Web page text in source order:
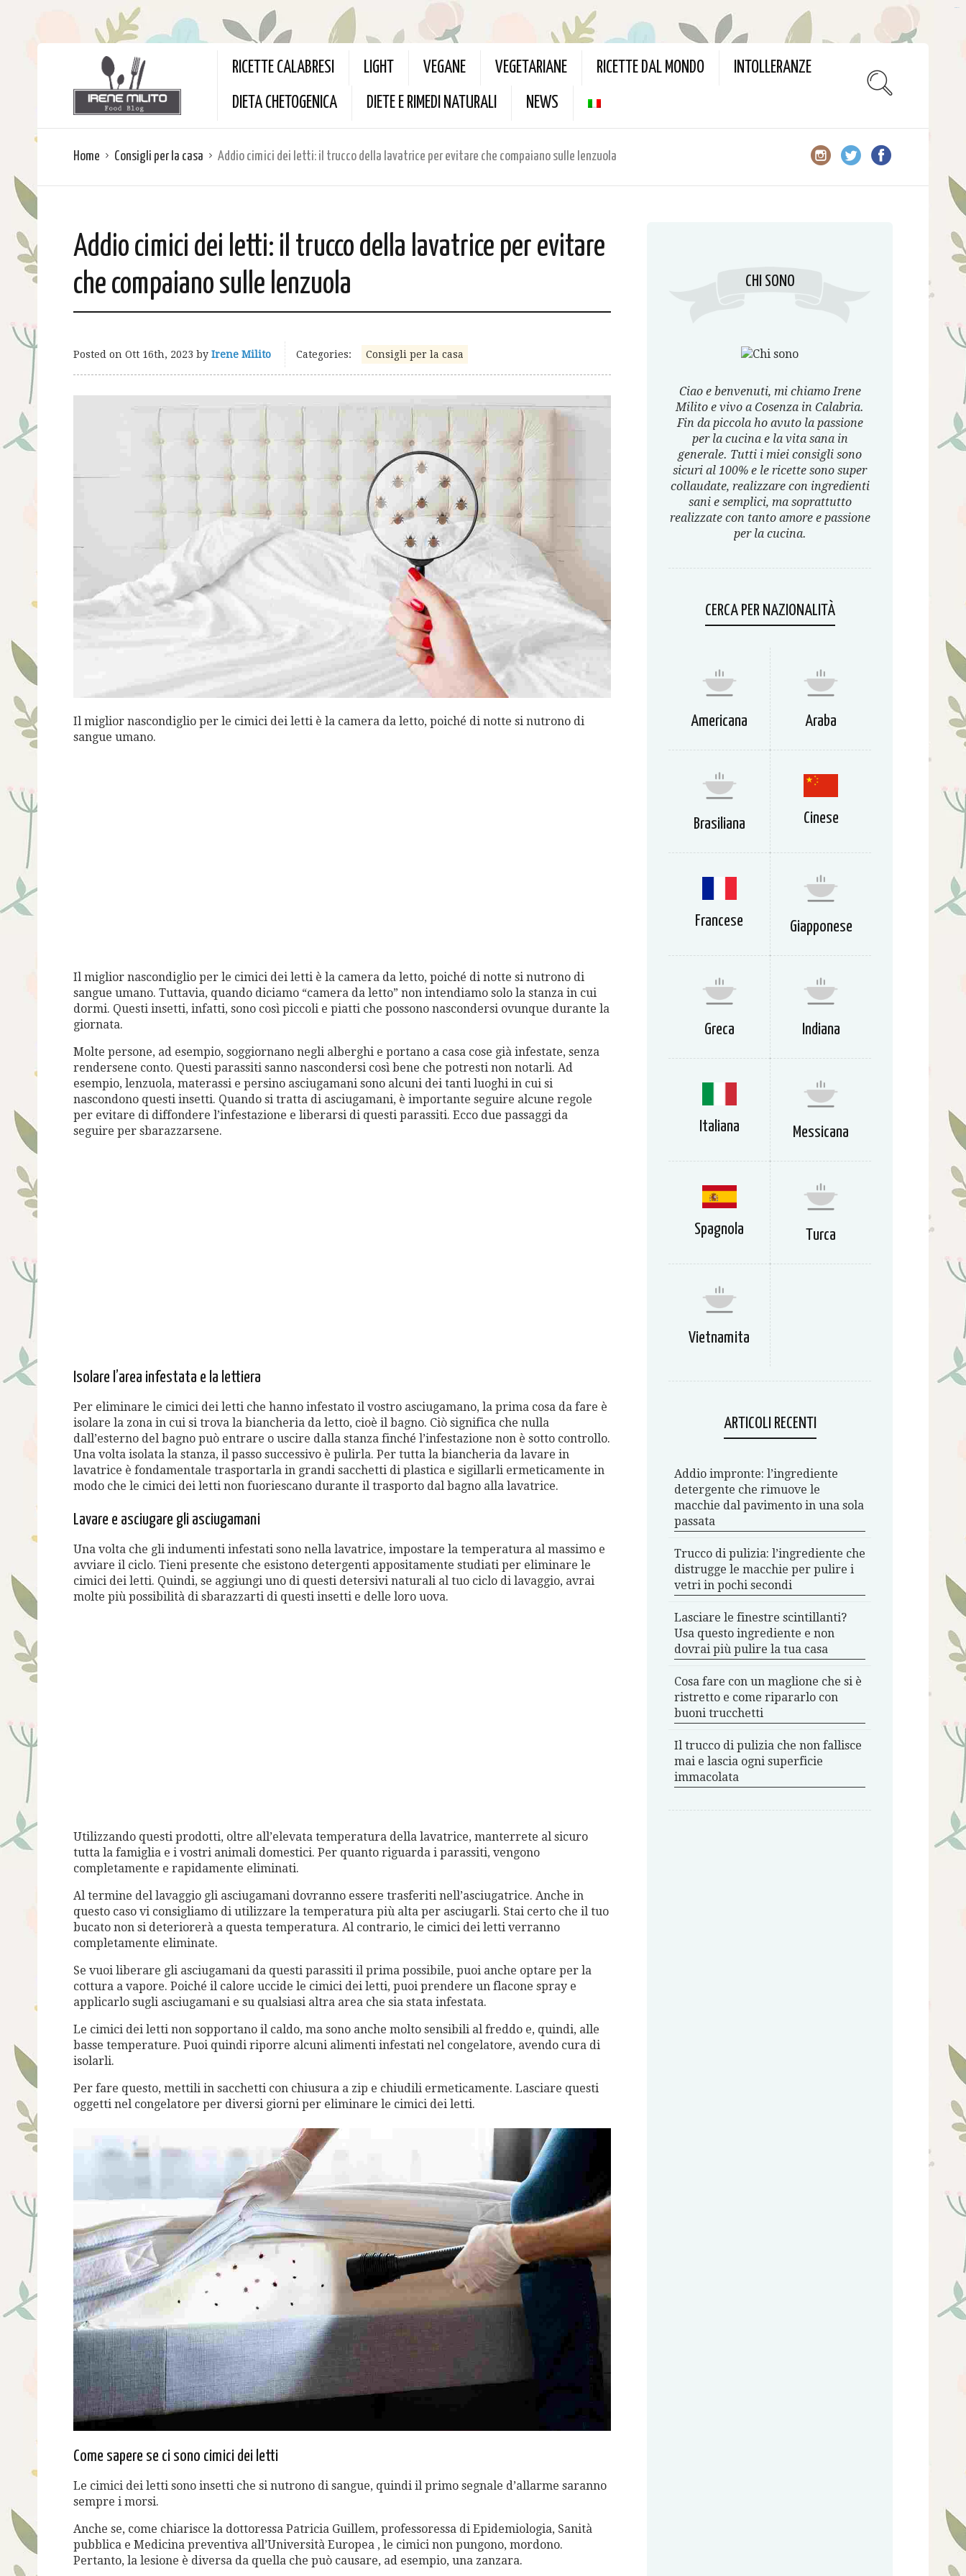
RICETTE CALABRESI LIGHT VEGANE VEGETARIANE RICETTE DAL MONDO INTOLLERANZE
DIETA CHETOGENICA DIETE E RIMEDI NATURALI NEWS
Home Consigli per la casa Addio cimici dei letti: il trucco della lavatrice per evitare che compaiano sulle lenzuola
Addio cimici dei letti: il trucco della lavatrice per evitare
che compaiano sulle lenzuola
Posted on Ott 16th, 2023 by Irene Milito Categories: Consigli per la casa
Il miglior nascondiglio per le cimici dei letti è la camera da letto, poiché di notte si nutrono di
sangue umano.
Il miglior nascondiglio per le cimici dei letti è la camera da letto, poiché di notte si nutrono di
sangue umano. Tuttavia, quando diciamo “camera da letto” non intendiamo solo la stanza in cui
dormi. Questi insetti, infatti, sono così piccoli e piatti che possono nascondersi ovunque durante la
giornata.
Molte persone, ad esempio, soggiornano negli alberghi e portano a casa cose già infestate, senza
rendersene conto. Questi parassiti sanno nascondersi così bene che potresti non notarli. Ad
esempio, lenzuola, materassi e persino asciugamani sono alcuni dei tanti luoghi in cui si
nascondono questi insetti. Quando si tratta di asciugamani, è importante seguire alcune regole
per evitare di diffondere l’infestazione e liberarsi di questi parassiti. Ecco due passaggi da
seguire per sbarazzarsene.
Isolare l’area infestata e la lettiera
Per eliminare le cimici dei letti che hanno infestato il vostro asciugamano, la prima cosa da fare è
isolare la zona in cui si trova la biancheria da letto, cioè il bagno. Ciò significa che nulla
dall’esterno del bagno può entrare o uscire dalla stanza finché l’infestazione non è sotto controllo.
Una volta isolata la stanza, il passo successivo è pulirla. Per tutta la biancheria da lavare in
lavatrice è fondamentale trasportarla in grandi sacchetti di plastica e sigillarli ermeticamente in
modo che le cimici dei letti non fuoriescano durante il trasporto dal bagno alla lavatrice.
Lavare e asciugare gli asciugamani
Una volta che gli indumenti infestati sono nella lavatrice, impostare la temperatura al massimo e
avviare il ciclo. Tieni presente che esistono detergenti appositamente studiati per eliminare le
cimici dei letti. Quindi, se aggiungi uno di questi detersivi naturali al tuo ciclo di lavaggio, avrai
molte più possibilità di sbarazzarti di questi insetti e delle loro uova.
Utilizzando questi prodotti, oltre all’elevata temperatura della lavatrice, manterrete al sicuro
tutta la famiglia e i vostri animali domestici. Per quanto riguarda i parassiti, vengono
completamente e rapidamente eliminati.
Al termine del lavaggio gli asciugamani dovranno essere trasferiti nell’asciugatrice. Anche in
questo caso vi consigliamo di utilizzare la temperatura più alta per asciugarli. Stai certo che il tuo
bucato non si deteriorerà a questa temperatura. Al contrario, le cimici dei letti verranno
completamente eliminate.
Se vuoi liberare gli asciugamani da questi parassiti il prima possibile, puoi anche optare per la
cottura a vapore. Poiché il calore uccide le cimici dei letti, puoi prendere un flacone spray e
applicarlo sugli asciugamani e su qualsiasi altra area che sia stata infestata.
Le cimici dei letti non sopportano il caldo, ma sono anche molto sensibili al freddo e, quindi, alle
basse temperature. Puoi quindi riporre alcuni alimenti infestati nel congelatore, avendo cura di
isolarli.
Per fare questo, mettili in sacchetti con chiusura a zip e chiudili ermeticamente. Lasciare questi
oggetti nel congelatore per diversi giorni per eliminare le cimici dei letti.
Come sapere se ci sono cimici dei letti
Le cimici dei letti sono insetti che si nutrono di sangue, quindi il primo segnale d’allarme saranno
sempre i morsi.
Anche se, come chiarisce la dottoressa Patricia Guillem, professoressa di Epidemiologia, Sanità
pubblica e Medicina preventiva all’Università Europea , le cimici non pungono, mordono.
Pertanto, la lesione è diversa da quella che può causare, ad esempio, una zanzara.
CHI SONO
Ciao e benvenuti, mi chiamo Irene
Milito e vivo a Cosenza in Calabria.
Fin da piccola ho avuto la passione
per la cucina e la vita sana in
generale. Tutti i miei consigli sono
sicuri al 100% e le ricette sono super
collaudate, realizzare con ingredienti
sani e semplici, ma soprattutto
realizzate con tanto amore e passione
per la cucina.
CERCA PER NAZIONALITÀ
Americana Araba
Brasiliana Cinese
Francese Giapponese
Greca Indiana
Italiana Messicana
Spagnola Turca
Vietnamita
ARTICOLI RECENTI
Addio impronte: l’ingrediente
detergente che rimuove le
macchie dal pavimento in una sola
passata
Trucco di pulizia: l’ingrediente che
distrugge le macchie per pulire i
vetri in pochi secondi
Lasciare le finestre scintillanti?
Usa questo ingrediente e non
dovrai più pulire la tua casa
Cosa fare con un maglione che si è
ristretto e come ripararlo con
buoni trucchetti
Il trucco di pulizia che non fallisce
mai e lascia ogni superficie
immacolata